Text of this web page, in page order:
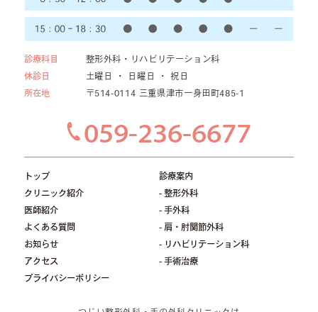
診療科目
整形外科・リハビリテーション科
休診日
土曜日 ・ 日曜日 ・ 祝日
所在地
〒514-0114 三重県津市一身田町485-1
059-236-6677
トップ
クリニック紹介
医師紹介
よくある質問
お知らせ
アクセス
プライバシーポリシー
診療案内
- 整形外科
- 手外科
- 肩・肘関節外科
- リハビリテーション科
- 手術治療